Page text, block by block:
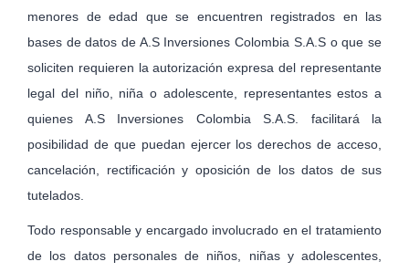
menores de edad que se encuentren registrados en las
bases de datos de A.S Inversiones Colombia S.A.S o que se
soliciten requieren la autorización expresa del representante
legal del niño, niña o adolescente, representantes estos a
quienes A.S Inversiones Colombia S.A.S. facilitará la
posibilidad de que puedan ejercer los derechos de acceso,
cancelación, rectificación y oposición de los datos de sus
tutelados.
Todo responsable y encargado involucrado en el tratamiento
de los datos personales de niños, niñas y adolescentes,